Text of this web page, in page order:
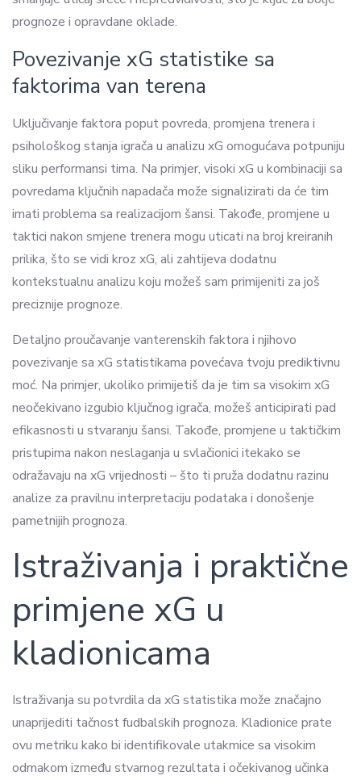
prognoze i opravdane oklade.
Povezivanje xG statistike sa
faktorima van terena
Uključivanje faktora poput povreda, promjena trenera i
psihološkog stanja igrača u analizu xG omogućava potpuniju
sliku performansi tima. Na primjer, visoki xG u kombinaciji sa
povredama ključnih napadača može signalizirati da će tim
imati problema sa realizacijom šansi. Takođe, promjene u
taktici nakon smjene trenera mogu uticati na broj kreiranih
prilika, što se vidi kroz xG, ali zahtijeva dodatnu
kontekstualnu analizu koju možeš sam primijeniti za još
preciznije prognoze.
Detaljno proučavanje vanterenskih faktora i njihovo
povezivanje sa xG statistikama povećava tvoju prediktivnu
moć. Na primjer, ukoliko primijetiš da je tim sa visokim xG
neočekivano izgubio ključnog igrača, možeš anticipirati pad
efikasnosti u stvaranju šansi. Takođe, promjene u taktičkim
pristupima nakon neslaganja u svlačionici itekako se
odražavaju na xG vrijednosti – što ti pruža dodatnu razinu
analize za pravilnu interpretaciju podataka i donošenje
pametnijih prognoza.
Istraživanja i praktične
primjene xG u
kladionicama
Istraživanja su potvrdila da xG statistika može značajno
unaprijediti tačnost fudbalskih prognoza. Kladionice prate
ovu metriku kako bi identifikovale utakmice sa visokim
odmakom između stvarnog rezultata i očekivanog učinka